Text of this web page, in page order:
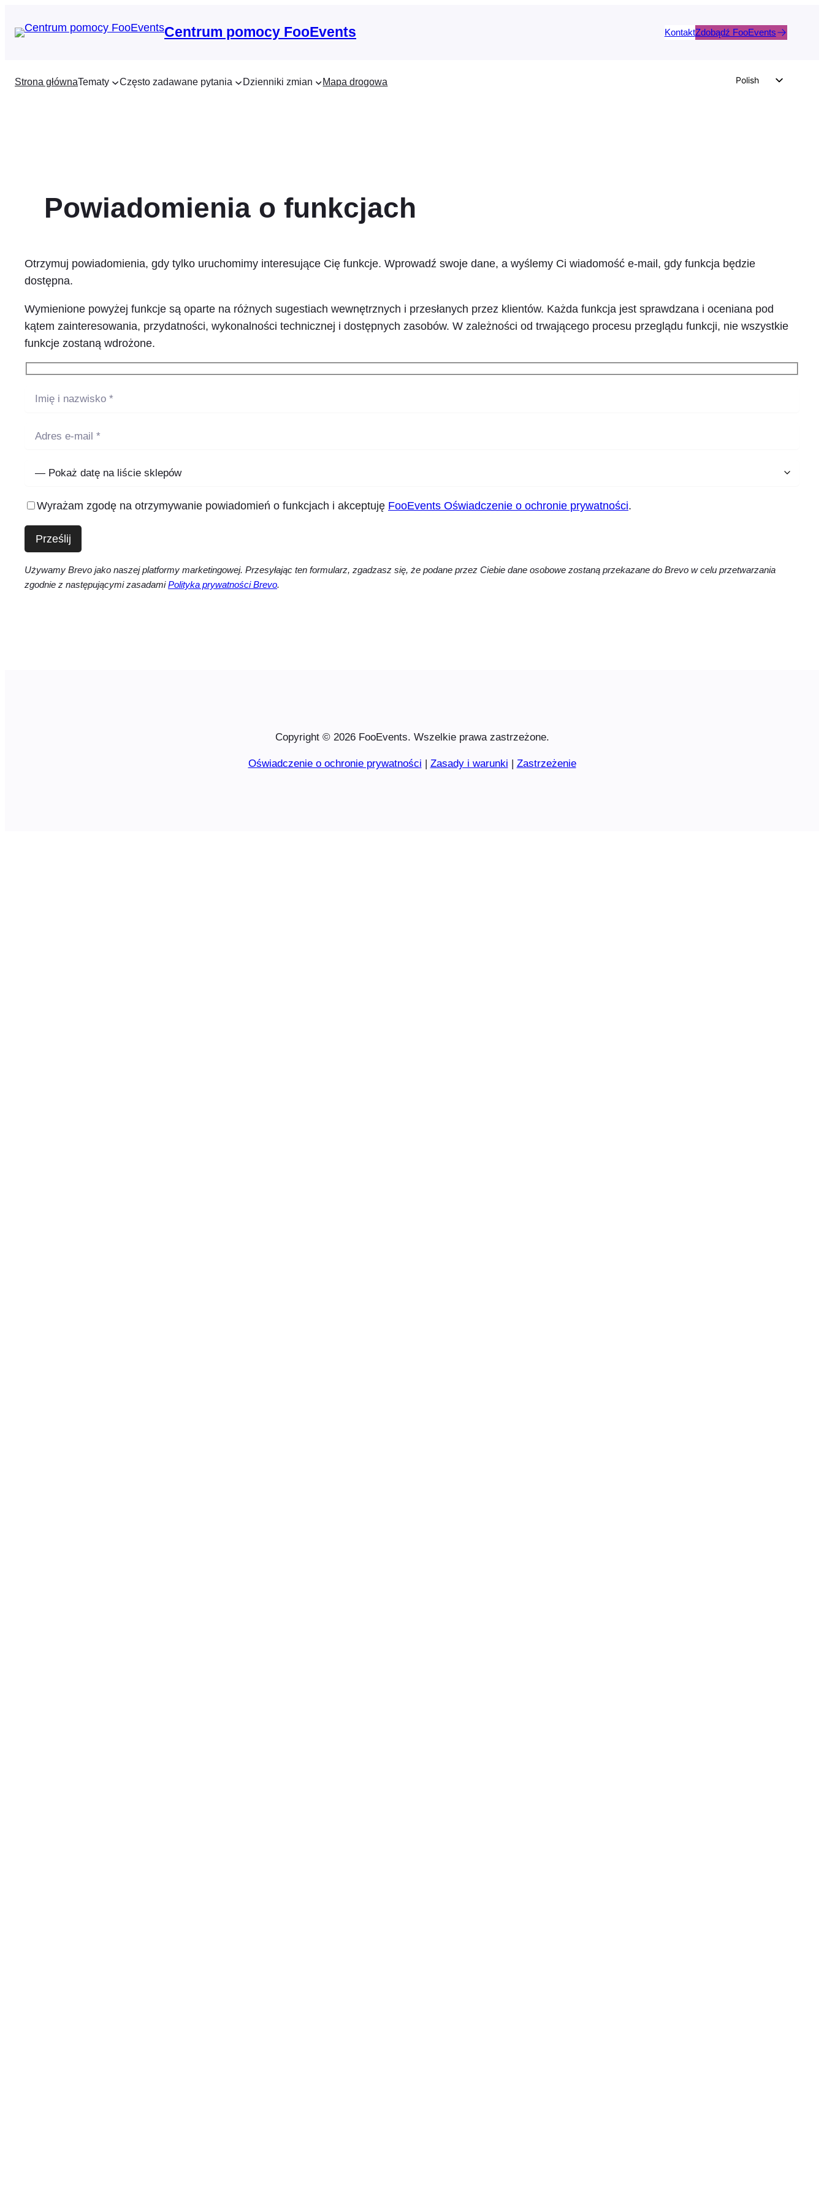
do
Centrum pomocy FooEvents KontaktZdobądź FooEvents
Strona głównaTematy Często zadawane pytania Dzienniki zmian Mapa drogowa
Polish
Greek
Powiadomienia o funkcjach
Otrzymuj powiadomienia, gdy tylko uruchomimy interesujące Cię funkcje. Wprowadź swoje dane, a wyślemy Ci wiadomość e-mail, gdy funkcja będzie
dostępna.
Wymienione powyżej funkcje są oparte na różnych sugestiach wewnętrznych i przesłanych przez klientów. Każda funkcja jest sprawdzana i oceniana pod
kątem zainteresowania, przydatności, wykonalności technicznej i dostępnych zasobów. W zależności od trwającego procesu przeglądu funkcji, nie wszystkie
funkcje zostaną wdrożone.
Wyrażam zgodę na otrzymywanie powiadomień o funkcjach i akceptuję FooEvents Oświadczenie o ochronie prywatności.
Używamy Brevo jako naszej platformy marketingowej. Przesyłając ten formularz, zgadzasz się, że podane przez Ciebie dane osobowe zostaną przekazane do Brevo w celu przetwarzania
zgodnie z następującymi zasadamiPolityka prywatności Brevo.
Copyright © 2026 FooEvents. Wszelkie prawa zastrzeżone.
Oświadczenie o ochronie prywatności | Zasady i warunki | Zastrzeżenie